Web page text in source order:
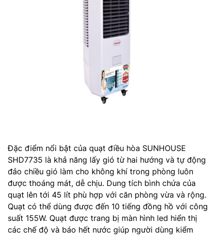
Đặc điểm nổi bật của quạt điều hòa SUNHOUSE
SHD7735 là khả năng lấy gió từ hai hướng và tự động
đảo chiều gió làm cho không khí trong phòng luôn
được thoáng mát, dễ chịu. Dung tích bình chứa của
quạt lên tới 45 lít phù hợp với căn phòng vừa và rộng.
Quạt có thể dùng được đến 10 tiếng đồng hồ với công
suất 155W. Quạt được trang bị màn hình led hiển thị
các chế độ và báo hết nước giúp người dùng kiểm